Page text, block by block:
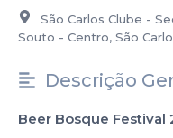
São Carlos Clube -
Souto - Centro, São
Descrição
Beer Bosque Festival